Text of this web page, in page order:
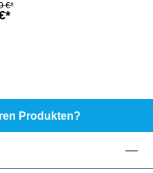
€*
Produkten?